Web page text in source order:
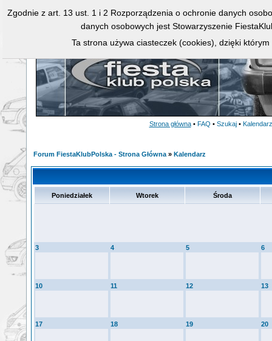
Strona główna • FAQ • Szukaj • Kalendarz
Forum FiestaKlubPolska - Strona Główna » Kalendarz
Poniedziałek Wtorek Środa
3 4 5 6
10 11 12 13
17 18 19 20
Zgodnie z art. 13 ust. 1 i 2 Rozporządzenia o ochronie danych
danych osobowych jest Stowarzyszenie
Ta strona używa ciasteczek (cookies), dzięki